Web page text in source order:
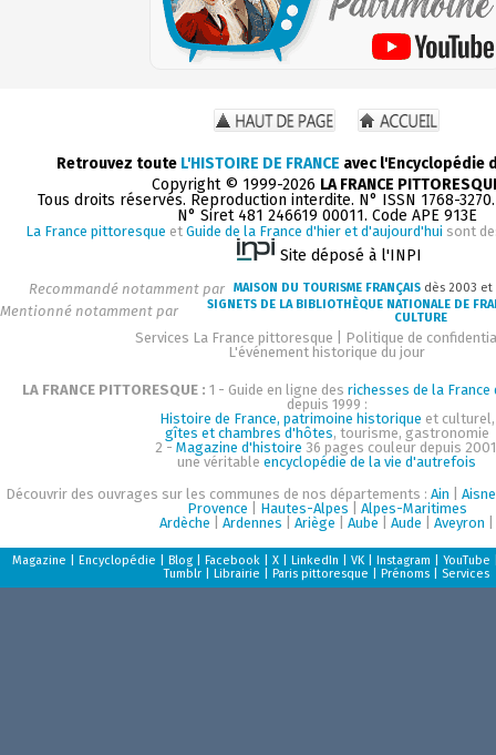
Retrouvez toute L'HISTOIRE DE FRANCE avec l'Encyclopédie
Copyright © 1999-2026 LA FRANCE
Tous droits réservés. Reproduction interdite. N° ISSN 1768-
N° Siret 481 246619 00011. Code APE 913E
La France pittoresque et Guide de la France d'hier et d'aujourd'hui sont
Site déposé à l'INPI
Recommandé notamment par MAISON DU TOURISME FRANÇAIS dès 2003 et
Mentionné notamment par
SIGNETS DE LA BIBLIOTHÈQUE NATIONALE DE
CULTURE
Services La France pittoresque
Politique de
L'événement historique du jour
LA FRANCE PITTORESQUE : 1 - Guide en ligne des richesses de la
depuis 1999 :
Histoire de France, patrimoine historique et culturel,
gîtes et chambres d'hôtes, tourisme, gastronomie
2 - Magazine d'histoire 36 pages couleur depuis
une véritable encyclopédie de la vie d'autrefois
Découvrir des ouvrages sur les communes de nos départements : Ain
Aisne
Provence
Hautes-Alpes
Alpes-Maritimes
Ardèche
Ardennes Ariège Aube Aude Aveyron
Magazine Encyclopédie Blog Facebook X LinkedIn VK Instagram YouTube
Tumblr
Librairie Paris pittoresque Prénoms Services